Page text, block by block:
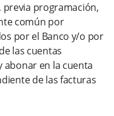
Débito Automático?
en mi
previa programación,
común por
por el Banco y/o por
las cuentas
abonar en la cuenta
de las facturas